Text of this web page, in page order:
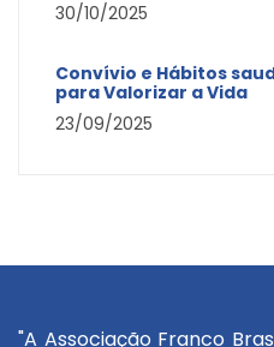
30/10/2025
Convívio e Hábitos
para Valorizar a Vida
23/09/2025
"A Associação Franco